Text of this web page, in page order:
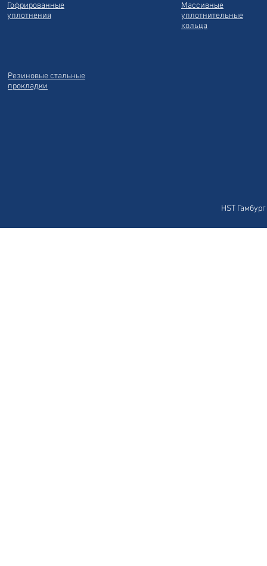
Гофрированные
уплотнения
Массивные
уплотнительные
кольца
Резиновые стальные
прокладки
HST